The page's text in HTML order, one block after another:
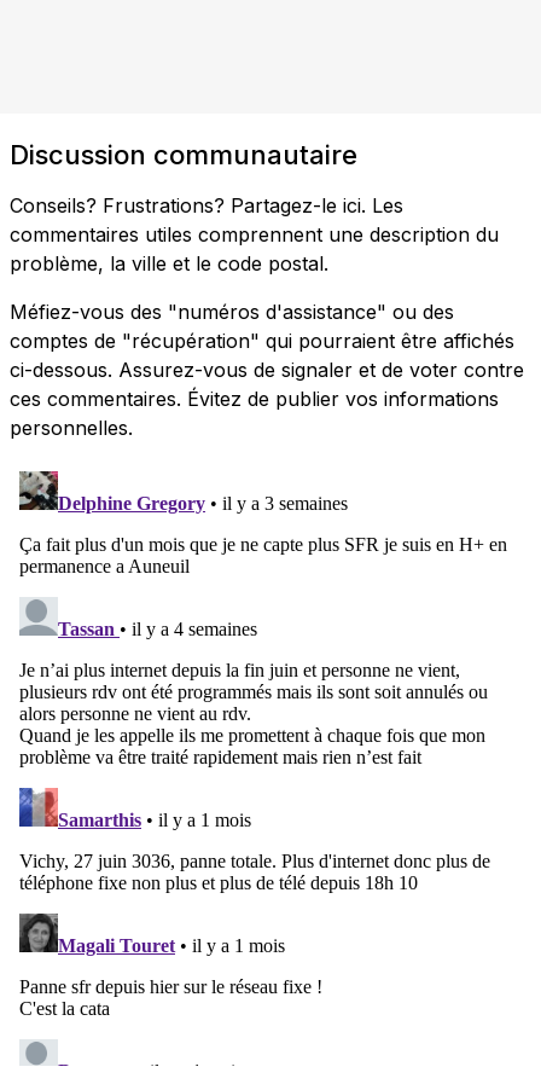
Discussion communautaire
Conseils? Frustrations? Partagez-le ici. Les
commentaires utiles comprennent une description du
problème, la ville et le code postal.
Méfiez-vous des "numéros d'assistance" ou des
comptes de "récupération" qui pourraient être affichés
ci-dessous. Assurez-vous de signaler et de voter contre
ces commentaires. Évitez de publier vos informations
personnelles.